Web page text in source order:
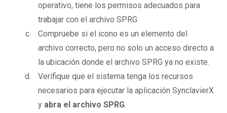
operativo, tiene los permisos adecuados para
trabajar con el archivo SPRG
Compruebe si el icono es un elemento del
archivo correcto, pero no solo un acceso directo a
la ubicación donde el archivo SPRG ya no existe.
Verifique que el sistema tenga los recursos
necesarios para ejecutar la aplicación SynclavierX
y abra el archivo SPRG.